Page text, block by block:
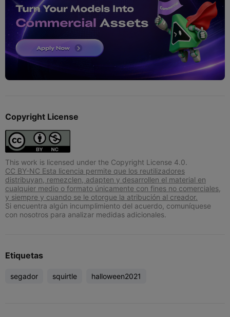
Copyright License
This work is licensed under the Copyright License 4.0.
CC BY-NC Esta licencia permite que los reutilizadores
distribuyan, remezclen, adapten y desarrollen el material en
cualquier medio o formato únicamente con fines no comerciales,
y siempre y cuando se le otorgue la atribución al creador.
Si encuentra algún incumplimiento del acuerdo, comuníquese
con nosotros para analizar medidas adicionales.
Etiquetas
segador squirtle halloween2021